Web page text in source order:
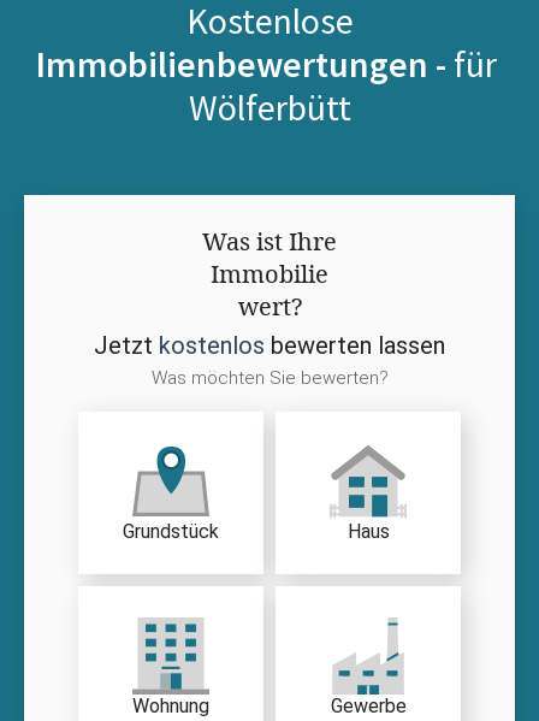
Kostenlose
Immobilienbewertungen - für
Wölferbütt
Was ist Ihre
Immobilie
wert?
Jetzt kostenlos bewerten lassen
Was möchten Sie bewerten?
Grundstück Haus
Wohnung Gewerbe